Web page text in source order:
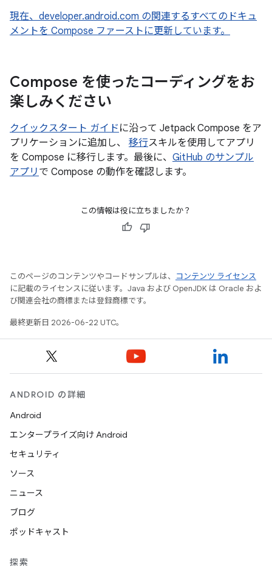
現在、developer.android.com の関連するすべてのドキュ
メントを Compose ファーストに更新しています。
Compose を使ったコーディングをお
楽しみください
クイックスタート ガイド に沿って Jetpack Compose をア
プリケーションに追加し、 移行スキルを使用してアプリ
を Compose に移行します。最後に、 GitHub のサンプル
アプリ で Compose の動作を確認します。
この情報は役に立ちましたか？
このページのコンテンツやコードサンプルは、
コンテンツ ライセンス
に記載のライセンスに従います。Java および OpenJDK は Oracle およ
び関連会社の商標または登録商標です。
最終更新日 2026-06-22 UTC。
ANDROID の詳細
Android
エンタープライズ向け Android
セキュリティ
ソース
ニュース
ブログ
ポッドキャスト
探索